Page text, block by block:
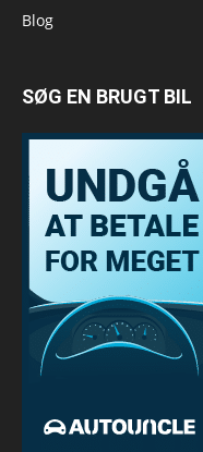
Blog
SØG EN BRUGT BIL